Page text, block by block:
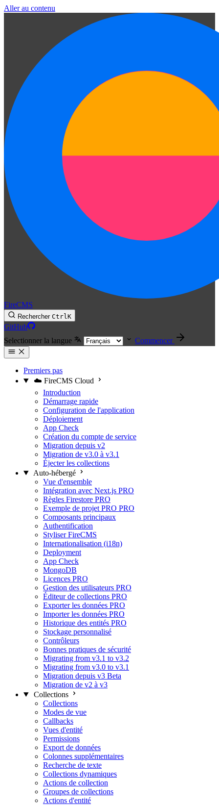
Aller au contenu
FireCMS
Rechercher CtrlK
GitHub
Selectionner la langue
Commencer
Premiers pas
☁️ FireCMS Cloud
Introduction
Démarrage rapide
Configuration de l'application
Déploiement
App Check
Création du compte de service
Migration depuis v2
Migration de v3.0 à v3.1
Éjecter les collections
Auto-hébergé
Vue d'ensemble
Intégration avec Next.js PRO
Règles Firestore PRO
Exemple de projet PRO PRO
Composants principaux
Authentification
Styliser FireCMS
Internationalisation (i18n)
Deployment
App Check
MongoDB
Licences PRO
Gestion des utilisateurs PRO
Éditeur de collections PRO
Exporter les données PRO
Importer les données PRO
Historique des entités PRO
Stockage personnalisé
Contrôleurs
Bonnes pratiques de sécurité
Migrating from v3.1 to v3.2
Migrating from v3.0 to v3.1
Migration depuis v3 Beta
Migration de v2 à v3
Collections
Collections
Modes de vue
Callbacks
Vues d'entité
Permissions
Export de données
Colonnes supplémentaires
Recherche de texte
Collections dynamiques
Actions de collection
Groupes de collections
Actions d'entité